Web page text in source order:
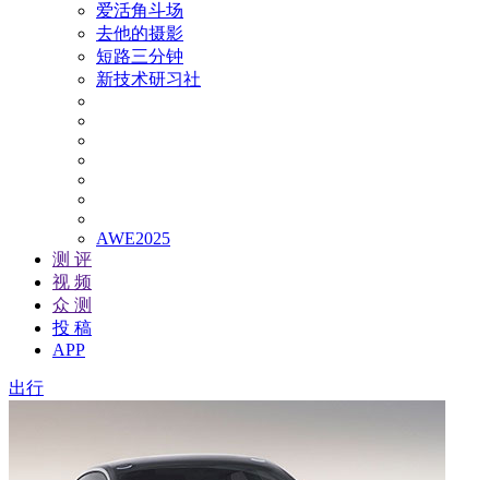
爱活角斗场
去他的摄影
短路三分钟
新技术研习社
AWE2025
测 评
视 频
众 测
投 稿
APP
出行